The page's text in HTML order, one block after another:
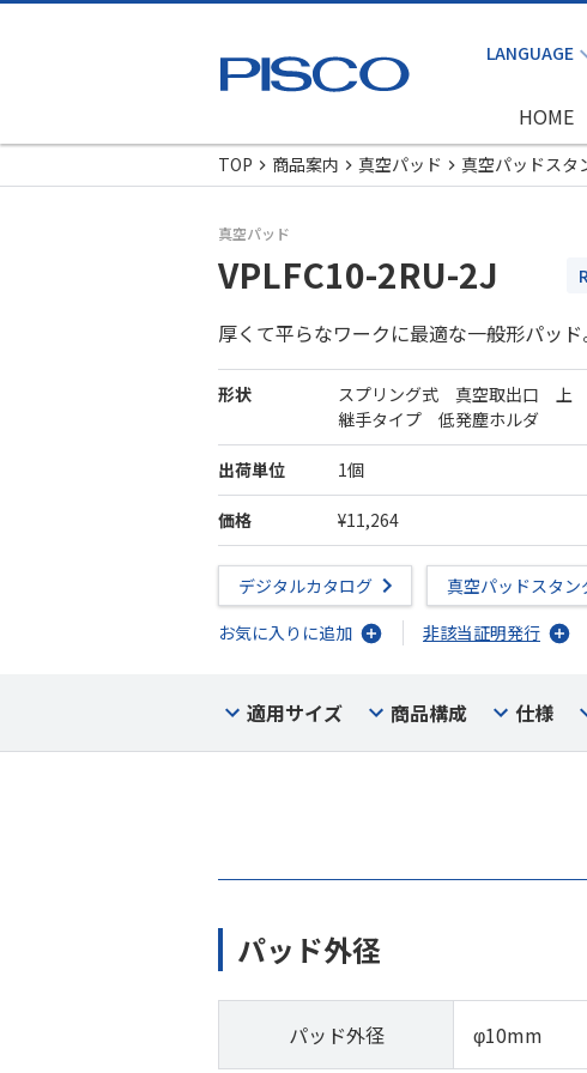
HOME
TOP
商品案内 真空パッド 真空パッドスタ
真空パッド
VPLFC10-2RU-2J
厚くて平らなワークに最適な一般形パッド
形状
スプリング式 真空取出口 上
継手タイプ 低発塵ホルダ
出荷単位 1個
価格 ¥11,264
デジタルカタログ 真空パッドスタ
お気に入りに追加
非該当証明発行
適用サイズ 商品構成 仕様
パッド外径
パッド外径 φ10mm